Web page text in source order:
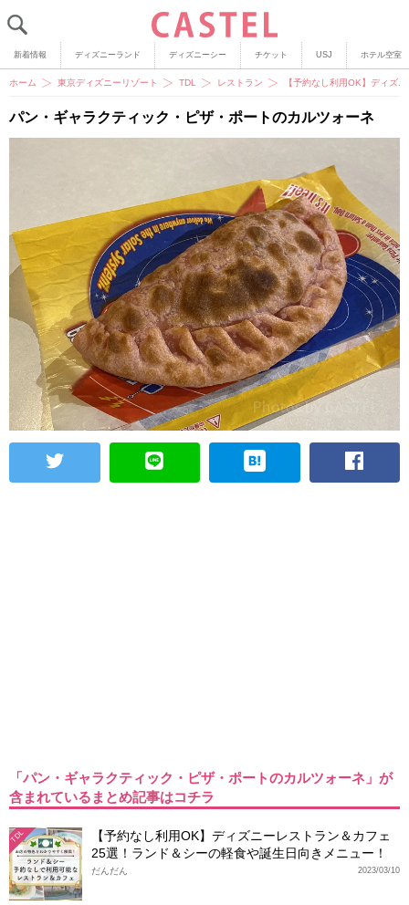
新着情報 ディズニーランド ディズニーシー チケット USJ ホテル空室
ホーム 東京ディズニーリゾート TDL レストラン 【予約なし利用OK】ディズ
パン・ギャラクティック・ピザ・ポートのカルツォーネ
「パン・ギャラクティック・ピザ・ポートのカルツォーネ」が
含まれているまとめ記事はコチラ
TDL
【予約なし利用OK】ディズニーレストラン＆カフェ
25選！ランド＆シーの軽食や誕生日向きメニュー！
2023/03/10
だんだん